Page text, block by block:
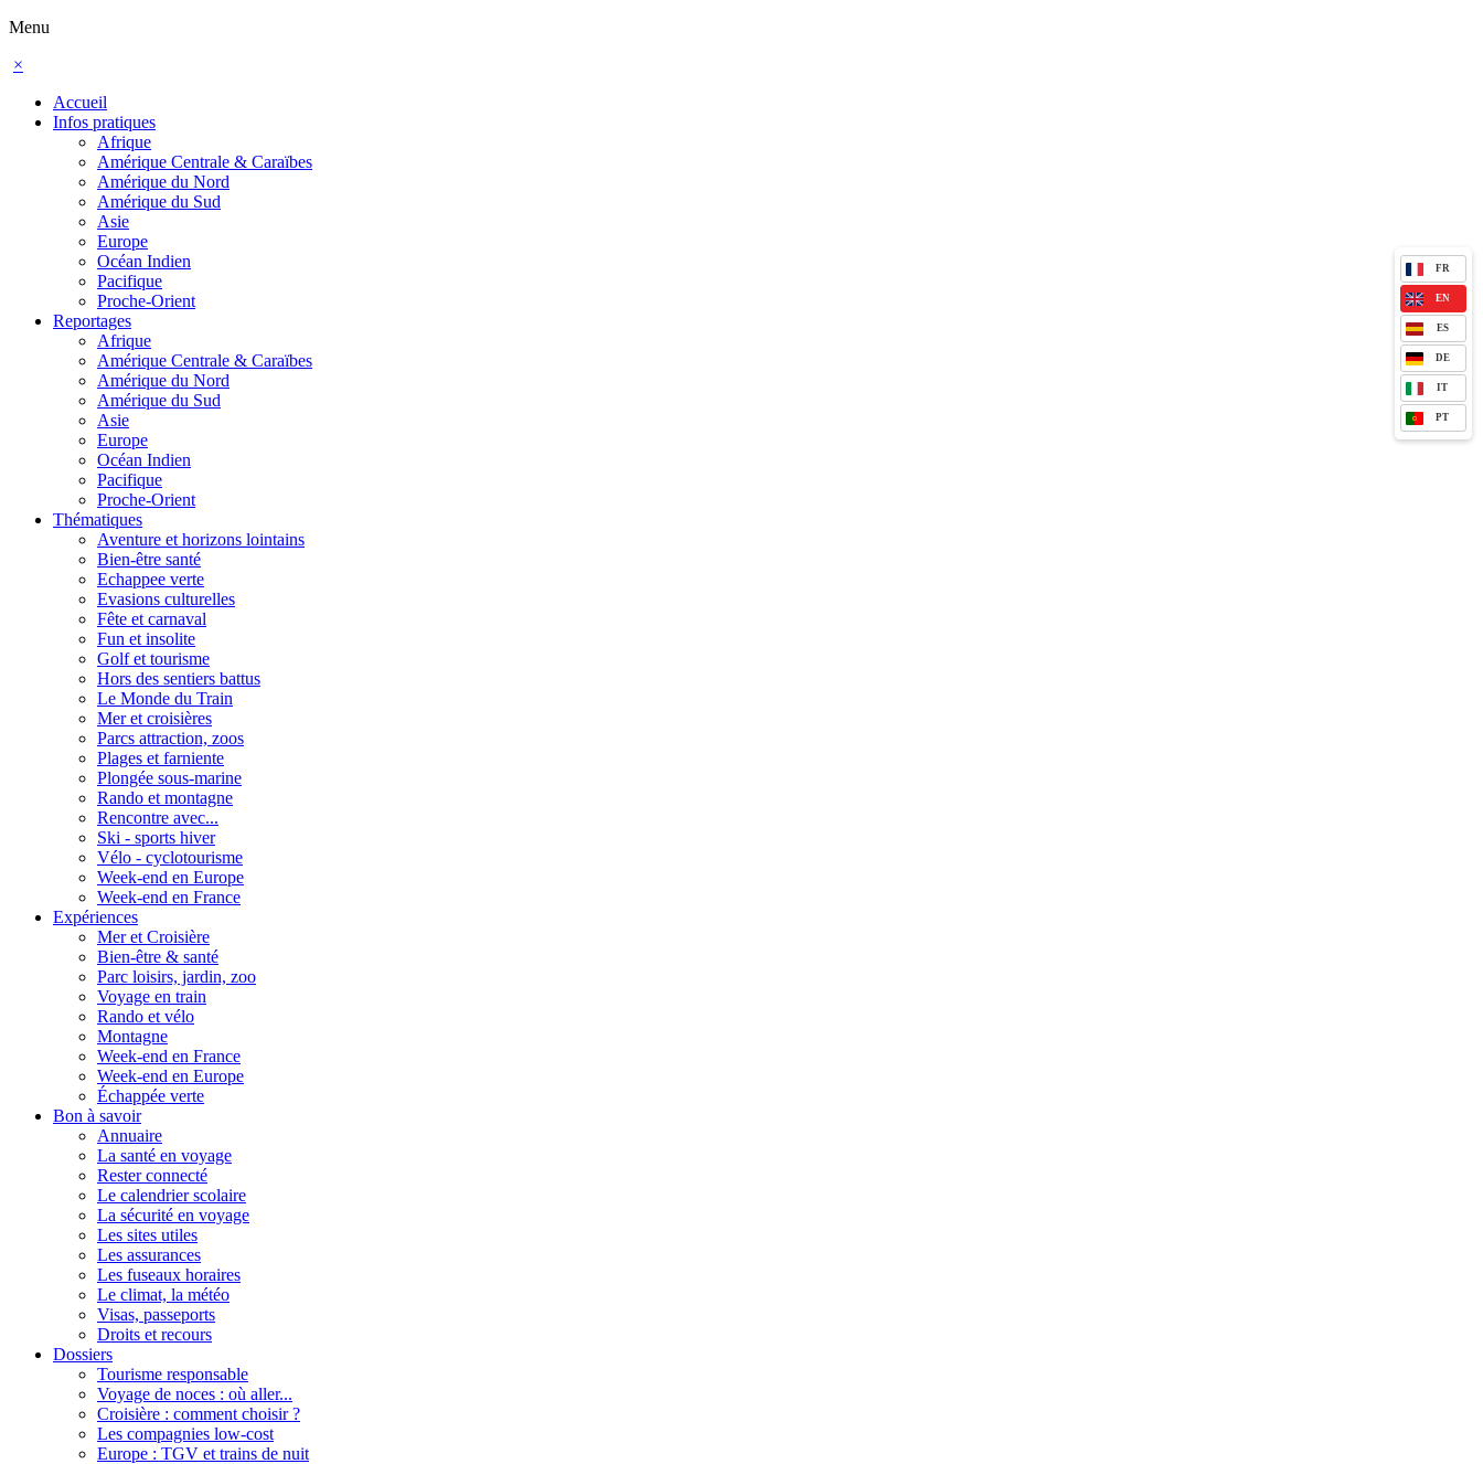
Menu
×
Accueil
Infos pratiques
Afrique
Amérique Centrale & Caraïbes
Amérique du Nord
Amérique du Sud
Asie
Europe
Océan Indien
Pacifique
Proche-Orient
Reportages
Afrique
Amérique Centrale & Caraïbes
Amérique du Nord
Amérique du Sud
Asie
Europe
Océan Indien
Pacifique
Proche-Orient
Thématiques
Aventure et horizons lointains
Bien-être santé
Echappee verte
Evasions culturelles
Fête et carnaval
Fun et insolite
Golf et tourisme
Hors des sentiers battus
Le Monde du Train
Mer et croisières
Parcs attraction, zoos
Plages et farniente
Plongée sous-marine
Rando et montagne
Rencontre avec...
Ski - sports hiver
Vélo - cyclotourisme
Week-end en Europe
Week-end en France
Expériences
Mer et Croisière
Bien-être & santé
Parc loisirs, jardin, zoo
Voyage en train
Rando et vélo
Montagne
Week-end en France
Week-end en Europe
Échappée verte
Bon à savoir
Annuaire
La santé en voyage
Rester connecté
Le calendrier scolaire
La sécurité en voyage
Les sites utiles
Les assurances
Les fuseaux horaires
Le climat, la météo
Visas, passeports
Droits et recours
Dossiers
Tourisme responsable
Voyage de noces : où aller...
Croisière : comment choisir ?
Les compagnies low-cost
Europe : TGV et trains de nuit
FR
EN
ES
DE
IT
PT